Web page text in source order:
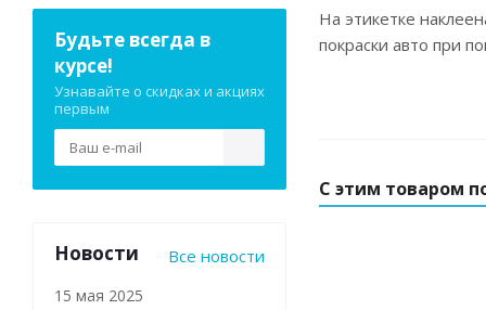
На этикетке
покраски авто при
С этим товаром
Будьте всегда в
курсе!
Узнавайте о скидках и акциях
первым
Новости Все новости
15 мая 2025